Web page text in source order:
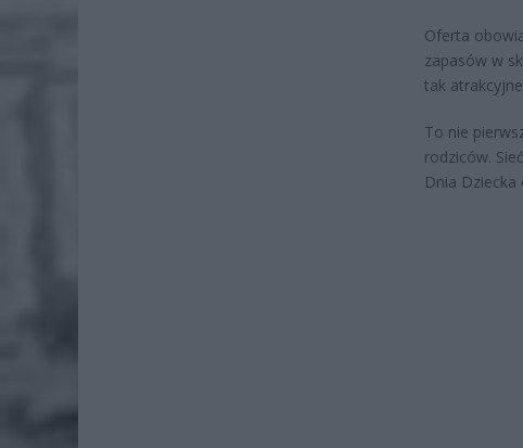
Oferta
zapasów w
tak
To nie
rodziców.
Dnia Dziecka